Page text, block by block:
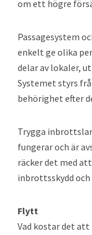
om ett högre
Passagesystem
enkelt ge olika
delar av lokaler,
Systemet styrs
behörighet efter
Trygga
fungerar och är
räcker det med
inbrottsskydd
Flytt
Vad kostar det att